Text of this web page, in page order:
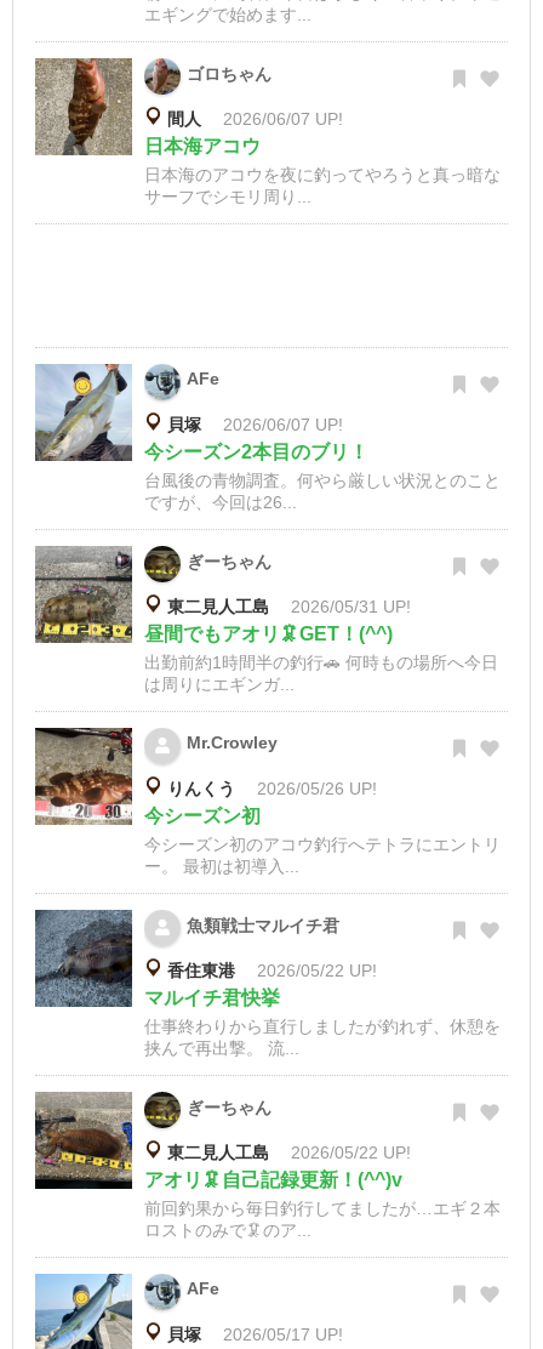
エギングで始めます...
ゴロちゃん
間人 2026/06/07 UP!
日本海アコウ
日本海のアコウを夜に釣ってやろうと真っ暗な
サーフでシモリ周り...
AFe
貝塚 2026/06/07 UP!
今シーズン2本目のブリ！
台風後の青物調査。何やら厳しい状況とのこと
ですが、今回は26...
ぎーちゃん
東二見人工島 2026/05/31 UP!
昼間でもアオリ🦑GET！(^^)
出勤前約1時間半の釣行🚗 何時もの場所へ今日
は周りにエギンガ...
Mr.Crowley
りんくう 2026/05/26 UP!
今シーズン初
今シーズン初のアコウ釣行へテトラにエントリ
ー。 最初は初導入...
魚類戦士マルイチ君
香住東港 2026/05/22 UP!
マルイチ君快挙
仕事終わりから直行しましたが釣れず、休憩を
挟んで再出撃。 流...
ぎーちゃん
東二見人工島 2026/05/22 UP!
アオリ🦑自己記録更新！(^^)v
前回釣果から毎日釣行してましたが…エギ２本
ロストのみで🦑のア...
AFe
貝塚 2026/05/17 UP!